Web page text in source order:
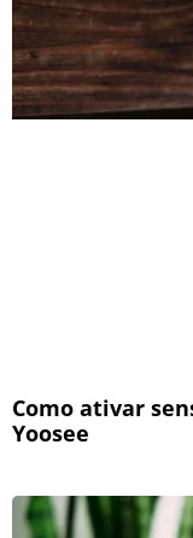
Como ativar
Yoosee